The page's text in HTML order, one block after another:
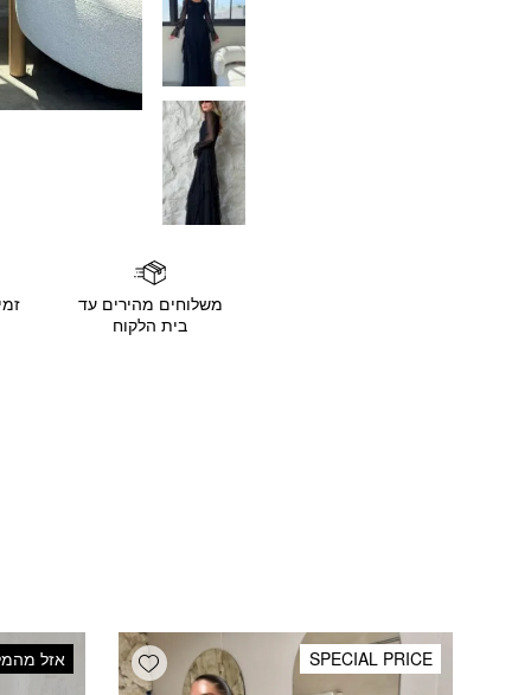
משלוחים מהירים עד
בית הלקוח
Add wishlist SPECIAL PRICE אזל